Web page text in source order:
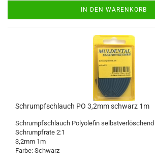
IN DEN WARENKORB
Schrumpfschlauch PO 3,2mm schwarz 1m
Schrumpfschlauch Polyolefin selbstverlöschend
Schrumpfrate 2:1
3,2mm 1m
Farbe: Schwarz